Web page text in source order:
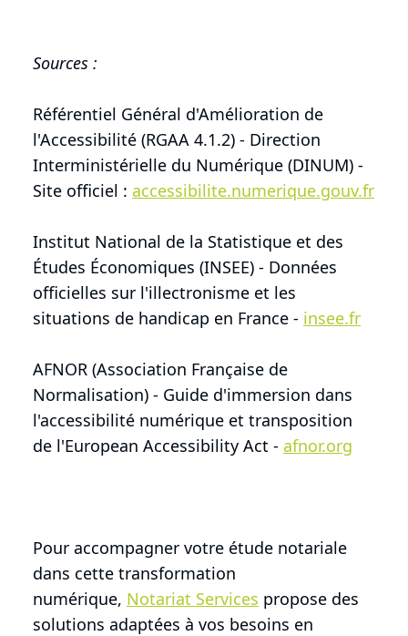
Sources :
Référentiel Général d'Amélioration de
l'Accessibilité (RGAA 4.1.2) - Direction
Interministérielle du Numérique (DINUM) -
Site officiel : accessibilite.numerique.gouv.fr
Institut National de la Statistique et des
Études Économiques (INSEE) - Données
officielles sur l'illectronisme et les
situations de handicap en France - insee.fr
AFNOR (Association Française de
Normalisation) - Guide d'immersion dans
l'accessibilité numérique et transposition
de l'European Accessibility Act - afnor.org
Pour accompagner votre étude notariale
dans cette transformation
numérique, Notariat Services propose des
solutions adaptées à vos besoins en